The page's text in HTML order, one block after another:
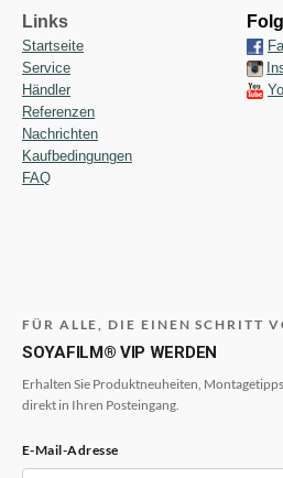
Links
Startseite
Service
Händler
Referenzen
Nachrichten
Kaufbedingungen
FAQ
FÜR ALLE, DIE EINEN SCHRITT
SOYAFILM® VIP WERDEN
Erhalten Sie Produktneuheiten,
direkt in Ihren Posteingang.
E-Mail-Adresse